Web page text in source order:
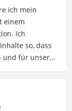
ich mein
einem
Ich
so, dass
und für unsere
Hobbys
sich in